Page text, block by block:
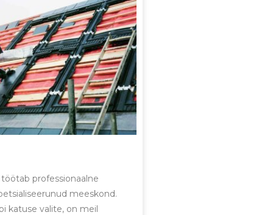
professionaalne
meeskond.
katuse valite, on meil